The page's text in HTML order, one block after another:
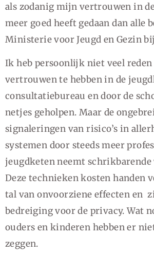
als zodanig mijn vertrouwen in
meer goed heeft gedaan dan alle
Ministerie voor Jeugd en Gezin
Ik heb persoonlijk niet veel reden
vertrouwen te hebben in de
consultatiebureau en door de
netjes geholpen. Maar de
signaleringen van risico’s in
systemen door steeds meer
jeugdketen neemt schrikbarende
Deze technieken kosten handen
tal van onvoorziene effecten en
bedreiging voor de privacy. Wat
ouders en kinderen hebben er
zeggen.